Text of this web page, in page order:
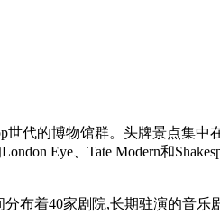
代的博物馆群。头牌景点集中
Eye、Tate Modern和
布着40家剧院,长期驻演的音乐